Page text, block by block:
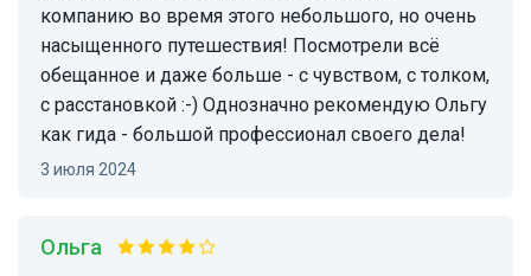
компанию во время этого небольшого, но очень
насыщенного путешествия! Посмотрели всё
обещанное и даже больше - с чувством, с толком,
с расстановкой :-) Однозначно рекомендую Ольгу
как гида - большой профессионал своего дела!
3 июля 2024
Ольга